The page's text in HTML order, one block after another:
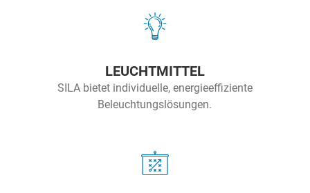
LEUCHTMITTEL
SILA bietet individuelle, energieeffiziente
Beleuchtungslösungen.